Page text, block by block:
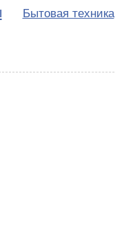
Бытовая техника